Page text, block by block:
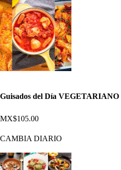
Guisados del Día VEGETARIANO
MX$105.00
CAMBIA DIARIO